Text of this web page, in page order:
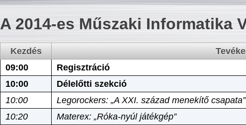
A 2014-es Műszaki Informatika
Kezdés
09:00
Regisztráció
10:00
Délelőtti szekció
10:00
Legorockers: „A XXI. század menekítő csapata”
10:20
Materex: „Róka-nyúl játékgép”